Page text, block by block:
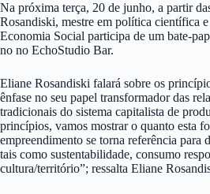
Na próxima terça, 20 de junho, a partir
Rosandiski, mestre em política científica
Economia Social participa de um bate-
no no EchoStudio Bar.
Eliane Rosandiski falará sobre os
ênfase no seu papel transformador das
tradicionais do sistema capitalista de
princípios, vamos mostrar o quanto esta
empreendimento se torna referência para
tais como sustentabilidade, consumo
cultura/território”; ressalta Eliane